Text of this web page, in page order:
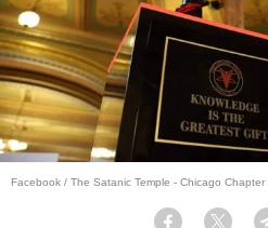
Facebook / The Satanic Temple - Chicago Chapter